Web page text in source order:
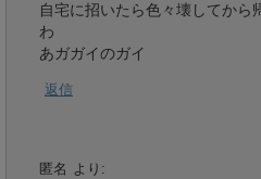
自宅に招いたら色々壊してから
わ
あガガイのガイ
返信
匿名 より: